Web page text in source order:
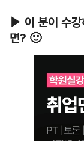
▶ 이 분이 수강
면? 🙂